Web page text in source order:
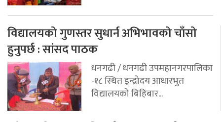
विद्यालयको गुणस्तर सुधार्न अभिभावको चाँसो
हुनुपर्छ : सांसद पाठक
धनगढी / धनगढी उपमहानगरपालिका
-१८ स्थित इन्द्रोदय आधारभुत
विद्यालयको बिहिबार...